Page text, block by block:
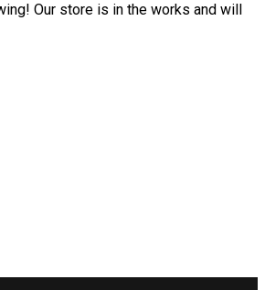
Our store is in the works and will